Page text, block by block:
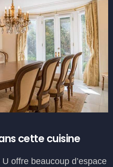
cette cuisine
offre beaucoup d’espace